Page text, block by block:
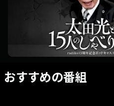
おすすめの番組